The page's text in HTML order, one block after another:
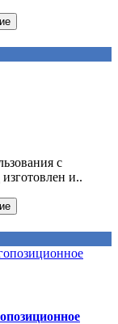
с
и..